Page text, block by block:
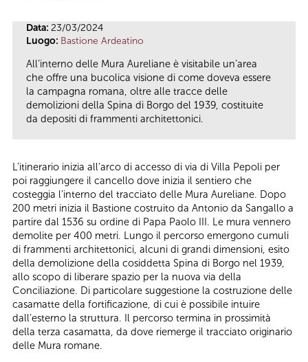
Data: 23/03/2024
Luogo: Bastione Ardeatino
All’interno delle Mura Aureliane è visitabile un’area
che offre una bucolica visione di come doveva essere
la campagna romana, oltre alle tracce delle
demolizioni della Spina di Borgo del 1939, costituite
da depositi di frammenti architettonici.
L’itinerario inizia all’arco di accesso di via di Villa Pepoli per
poi raggiungere il cancello dove inizia il sentiero che
costeggia l’interno del tracciato delle Mura Aureliane. Dopo
200 metri inizia il Bastione costruito da Antonio da Sangallo a
partire dal 1536 su ordine di Papa Paolo III. Le mura vennero
demolite per 400 metri. Lungo il percorso emergono cumuli
di frammenti architettonici, alcuni di grandi dimensioni, esito
della demolizione della cosiddetta Spina di Borgo nel 1939,
allo scopo di liberare spazio per la nuova via della
Conciliazione. Di particolare suggestione la costruzione delle
casamatte della fortificazione, di cui è possibile intuire
dall’esterno la struttura. Il percorso termina in prossimità
della terza casamatta, da dove riemerge il tracciato originario
delle Mura romane.